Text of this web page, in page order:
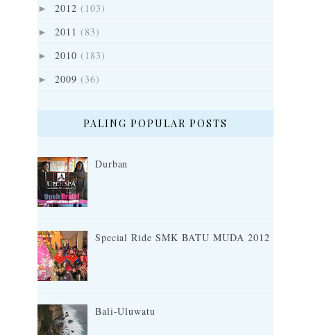
► 2012 (103)
► 2011 (83)
► 2010 (183)
► 2009 (36)
PALING POPULAR POSTS
Durban
Special Ride SMK BATU MUDA 2012
Bali-Uluwatu